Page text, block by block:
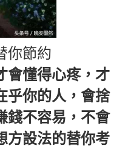
你節約
會懂得心疼，才
乎你的人，會捨
錢不容易，不會
方設法的替你考